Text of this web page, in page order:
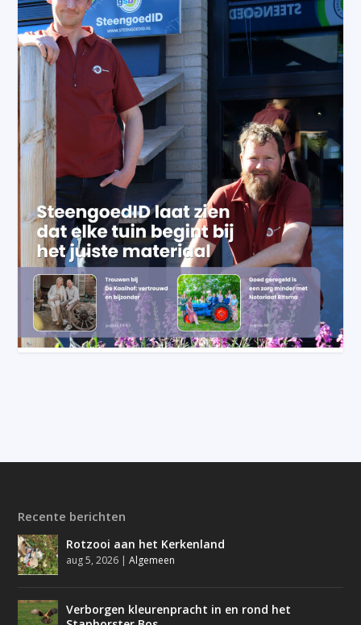
Recente berichten
Rotzooi aan het Kerkenland
aug 5, 2026 |Algemeen
Verborgen kleurenpracht in en rond het